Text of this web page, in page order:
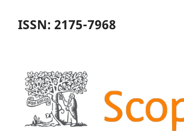
ISSN: 2175-7968